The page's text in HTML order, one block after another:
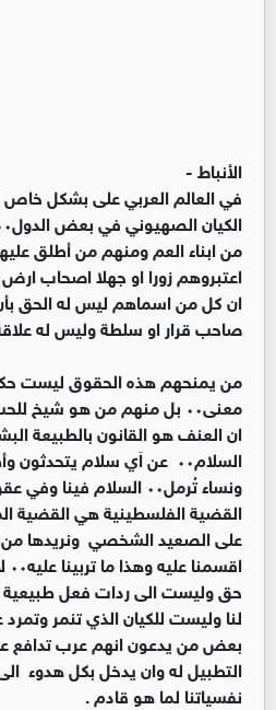
الأنباط -
في العالم العربي على بشكل خاص
من ابناء العم ومنهم من أطلق
اعتبروهم زورا او جهلا اصحاب ارض
ان كل من اسماهم ليس له الحق
صاحب قرار او سلطة وليس له
من يمنحهم هذه الحقوق ليست
معنى٠٠ بل منهم من هو شيخ
ان العنف هو القانون بالطبيعة
السلام٠٠ عن اَي سلام
ونساء تُرمل٠٠ السلام فينا
القضية الفلسطينية هي القضية
لنا وليست للكيان الذي تنمر وتمرد
التطبيل له وان يدخل بكل هدوء
نفسياتنا لما هو قادم .